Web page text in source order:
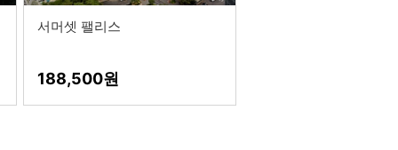
서머셋 팰리스
188,500